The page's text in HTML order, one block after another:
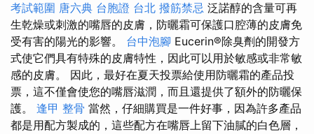
考試範圍 唐六典 台胞證 台北 撥筋禁忌 泛諾醇的含量可再
生乾燥或刺激的嘴唇的皮膚，防曬霜可保護口腔薄的皮膚免
受有害的陽光的影響。 台中泡腳 Eucerin®除臭劑的開發方
式使它們具有特殊的皮膚特性，因此可以用於敏感或非常敏
感的皮膚。 因此，最好在夏天投票給使用防曬霜的產品投
票，這不僅會使您的嘴唇滋潤，而且還提供了額外的防曬保
護。 逢甲 整骨 當然，仔細購買是一件好事，因為許多產品
都是用配方製成的，這些配方在嘴唇上留下油膩的白色層，